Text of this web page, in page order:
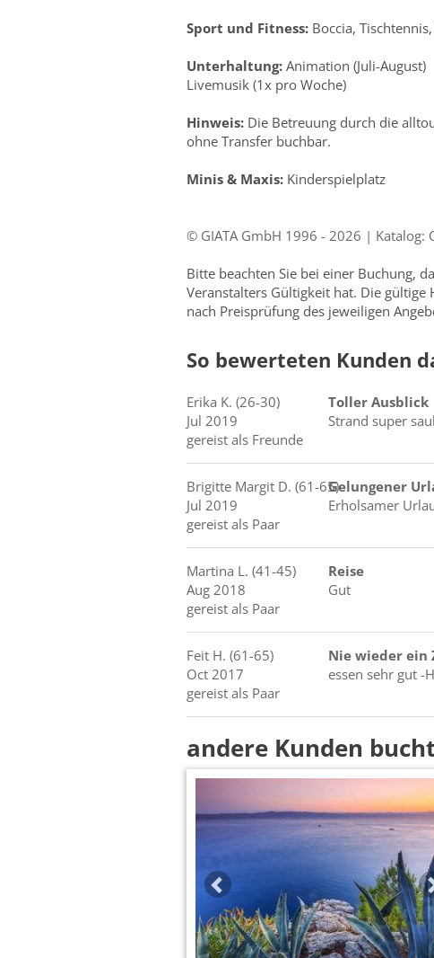
Sport und Fitness: Boccia,
Unterhaltung: Animation (Juli-August)
Livemusik (1x pro Woche)
Hinweis: Die Betreuung durch die
ohne Transfer buchbar.
Minis & Maxis: Kinderspielplatz
© GIATA GmbH 1996 - 2026 | Katalog:
Bitte beachten Sie bei einer Buchung,
Veranstalters Gültigkeit hat. Die gültige
nach Preisprüfung des jeweiligen
So bewerteten Kunden
Erika K. (26-30)
Jul 2019
gereist als Freunde
Toller Ausblick
Strand super
Brigitte Margit D. (61-65)
Jul 2019
gereist als Paar
Gelungener
Erholsamer
Martina L. (41-45)
Aug 2018
gereist als Paar
Reise
Gut
Feit H. (61-65)
Oct 2017
gereist als Paar
Nie wieder ein
essen sehr gut -
andere Kunden